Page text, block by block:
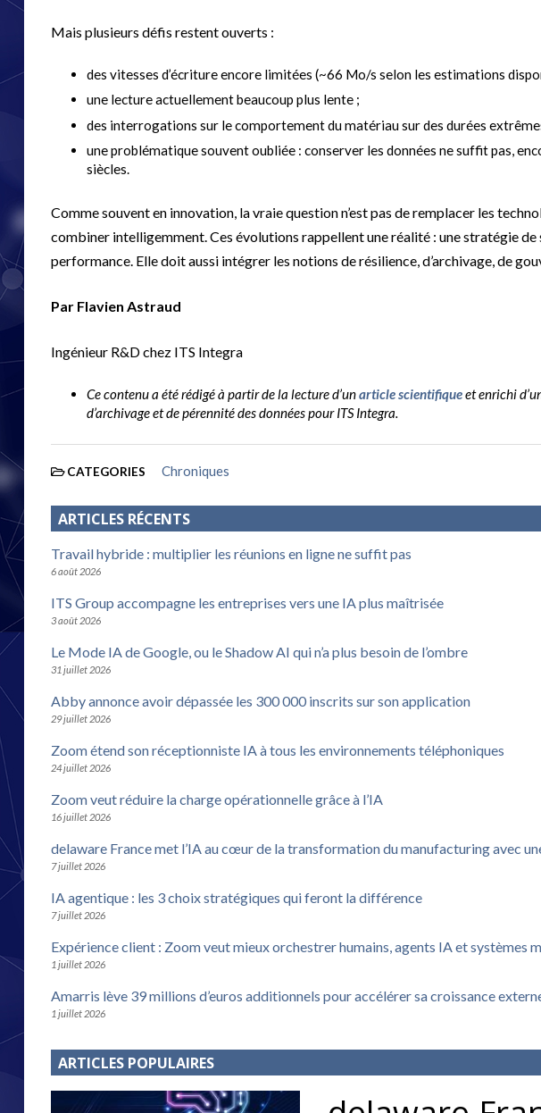
Mais plusieurs défis restent ouverts :
des vitesses d’écriture encore limitées (~66 Mo/s selon les estimations
une lecture actuellement beaucoup plus lente ;
des interrogations sur le comportement du matériau sur des durées
une problématique souvent oubliée : conserver les données ne suffit pas,
siècles.
Comme souvent en innovation, la vraie question n’est pas de remplacer les
combiner intelligemment. Ces évolutions rappellent une réalité : une stratégie de
performance. Elle doit aussi intégrer les notions de résilience, d’archivage, de
Par Flavien Astraud
Ingénieur R&D chez ITS Integra
Ce contenu a été rédigé à partir de la lecture d’unarticle scientifiqueet enrichi
d’archivage et de pérennité des données pour ITS Integra.
CATEGORIES Chroniques
ARTICLES RÉCENTS
Travail hybride : multiplier les réunions en ligne ne suffit pas
6 août 2026
ITS Group accompagne les entreprises vers une IA plus maîtrisée
3 août 2026
Le Mode IA de Google, ou le Shadow AI qui n’a plus besoin de l’ombre
31 juillet 2026
Abby annonce avoir dépassée les 300 000 inscrits sur son application
29 juillet 2026
Zoom étend son réceptionniste IA à tous les environnements téléphoniques
24 juillet 2026
Zoom veut réduire la charge opérationnelle grâce à l’IA
16 juillet 2026
delaware France met l’IA au cœur de la transformation du manufacturing avec
7 juillet 2026
IA agentique : les 3 choix stratégiques qui feront la différence
7 juillet 2026
Expérience client : Zoom veut mieux orchestrer humains, agents IA et systèmes
1 juillet 2026
Amarris lève 39 millions d’euros additionnels pour accélérer sa croissance
1 juillet 2026
ARTICLES POPULAIRES